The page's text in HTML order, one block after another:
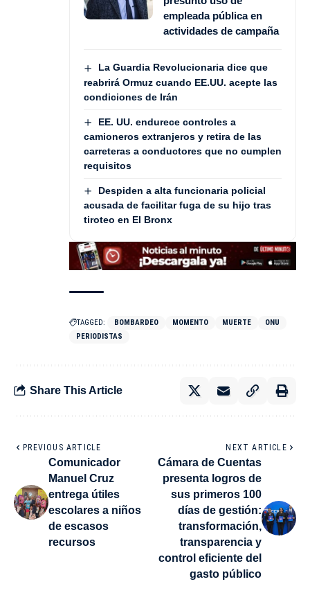
empleada pública en
actividades de campaña
La Guardia Revolucionaria dice que
reabrirá Ormuz cuando EE.UU. acepte las
condiciones de Irán
EE. UU. endurece controles a
camioneros extranjeros y retira de las
carreteras a conductores que no cumplen
requisitos
Despiden a alta funcionaria policial
acusada de facilitar fuga de su hijo tras
tiroteo en El Bronx
TAGGED: BOMBARDEO MOMENTO MUERTE
ONU
PERIODISTAS
Share This Article
PREVIOUS ARTICLE
Comunicador
Manuel Cruz
entrega útiles
escolares a niños
de escasos
recursos
NEXT ARTICLE
Cámara de Cuentas
presenta logros de
sus primeros 100
días de gestión:
transformación,
transparencia y
control eficiente del
gasto público